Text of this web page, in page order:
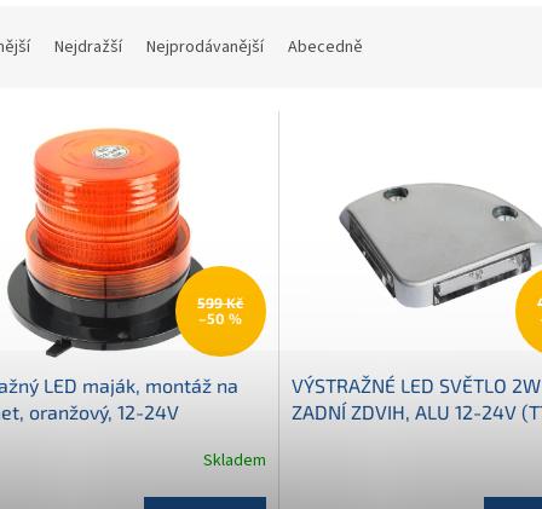
Nejdražší Nejprodávanější Abecedně
599 Kč
–50 %
LED maják, montáž na
oranžový, 12-24V
Skladem
VÝSTRAŽNÉ LED SVĚTLO
ZADNÍ ZDVIH, ALU 12-24V